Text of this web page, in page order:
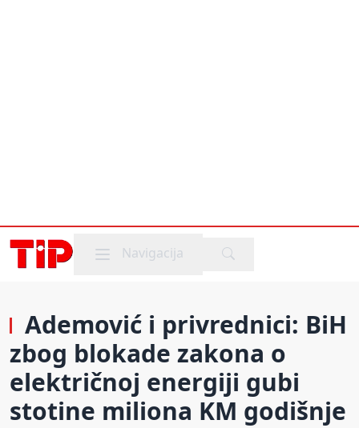
Mobile menu
Navigacija
Ademović i privrednici: BiH
zbog blokade zakona o
električnoj energiji gubi
stotine miliona KM godišnje